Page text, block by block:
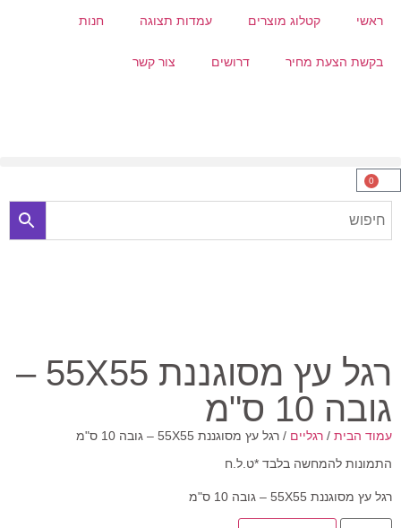
ראשי קטלוג מוצרים עמדות תצוגה חנות
בקשת הצעת מחיר דרושים צור קשר
0
רגל עץ מסוגננת 55X55 –
גובה 10 ס"מ
עמוד הבית/ רגליים/ רגל עץ מסוגננת 55X55 – גובה 10 ס"מ
התמונות להמחשה בלבד *ט.ל.ח
רגל עץ מסוגננת 55X55 – גובה 10 ס"מ